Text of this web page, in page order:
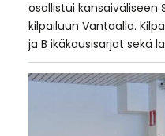
osallistui kansaiväliseen
kilpailuun Vantaalla.
ja B ikäkausisarjat sekä